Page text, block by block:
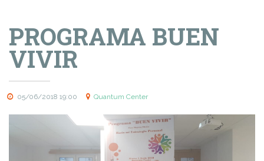
PROGRAMA BUEN
VIVIR
05/06/2018 19:00 Quantum Center